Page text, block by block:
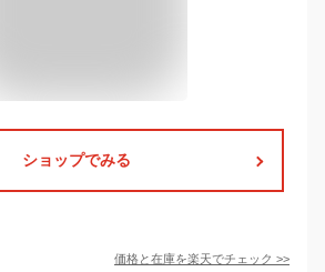
ショップでみる
価格と在庫を楽天でチェック >>